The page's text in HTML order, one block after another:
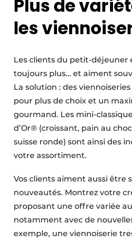
Plus de
les
Les clients du petit-déjeuner
toujours plus… et aiment
La solution : des
pour plus de choix et un
gourmand. Les mini-
d’Or® (croissant, pain au
suisse ronde) sont ainsi des
votre assortiment.
Vos clients aiment aussi être
nouveautés. Montrez votre
proposant une offre variée
notamment avec de
exemple, une viennoiserie